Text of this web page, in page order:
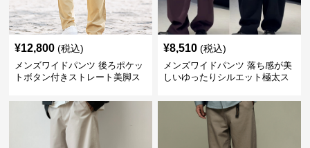
¥12,800 (税込)
メンズワイドパンツ 後ろポケッ
トボタン付きストレート美脚ス
¥8,510 (税込)
メンズワイドパンツ 落ち感が美
しいゆったりシルエット極太ス